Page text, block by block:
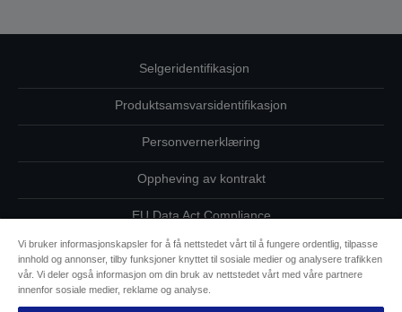
Selgeridentifikasjon
Produktsamsvarsidentifikasjon
Personvernerklæring
Oppheving av kontrakt
EU Data Act Compliance
Ta kontakt med oss vedrørende personopplysningene dine
Informasjon om informasjonskapsler
Vi bruker informasjonskapsler for å få nettstedet vårt til å fungere ordentlig, tilpasse
innhold og annonser, tilby funksjoner knyttet til sosiale medier og analysere trafikken
vår. Vi deler også informasjon om din bruk av nettstedet vårt med våre partnere
innenfor sosiale medier, reklame og analyse.